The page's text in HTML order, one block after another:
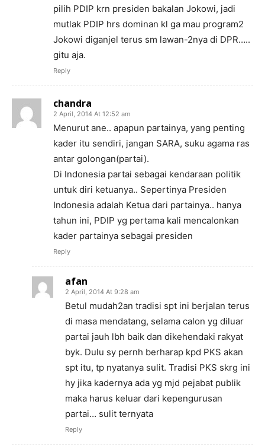
pilih PDIP krn presiden bakalan Jokowi, jadi
mutlak PDIP hrs dominan kl ga mau program2
Jokowi diganjel terus sm lawan-2nya di DPR…..
gitu aja.
Reply
chandra
2 April, 2014 At 12:52 am
Menurut ane.. apapun partainya, yang penting
kader itu sendiri, jangan SARA, suku agama ras
antar golongan(partai).
Di Indonesia partai sebagai kendaraan politik
untuk diri ketuanya.. Sepertinya Presiden
Indonesia adalah Ketua dari partainya.. hanya
tahun ini, PDIP yg pertama kali mencalonkan
kader partainya sebagai presiden
Reply
afan
2 April, 2014 At 9:28 am
Betul mudah2an tradisi spt ini berjalan terus
di masa mendatang, selama calon yg diluar
partai jauh lbh baik dan dikehendaki rakyat
byk. Dulu sy pernh berharap kpd PKS akan
spt itu, tp nyatanya sulit. Tradisi PKS skrg ini
hy jika kadernya ada yg mjd pejabat publik
maka harus keluar dari kepengurusan
partai… sulit ternyata
Reply